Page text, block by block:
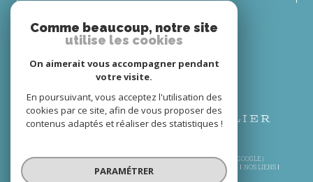
© 2026 | TOUS DROITS RÉSERVÉS | TRADUCTION POWERED BY GOOGLE |
MENTIONS LÉGALES ADMIN
NOS LIENS
POLITIQUE RGPD
Comme beaucoup, notre site
utilise les cookies
On aimerait vous accompagner pendant
votre visite.
En poursuivant, vous acceptez l'utilisation des
cookies par ce site, afin de vous proposer des
contenus adaptés et réaliser des statistiques !
PARAMÉTRER